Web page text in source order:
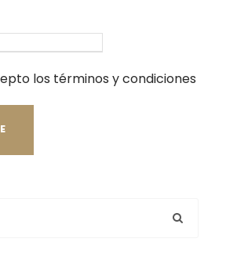
los términos y condiciones